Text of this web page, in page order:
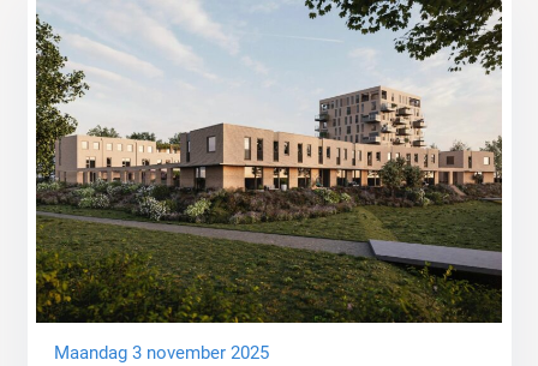
maandag 3 november 2025